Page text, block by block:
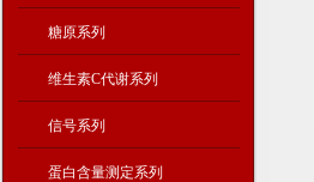
糖原系列
维生素C代谢系列
信号系列
蛋白含量测定系列